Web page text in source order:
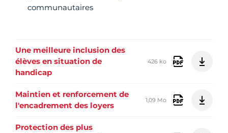
communautaires
Une meilleure inclusion des
élèves en situation de
handicap
426 ko
Maintien et renforcement de
l'encadrement des loyers
1,09 Mo
Protection des plus